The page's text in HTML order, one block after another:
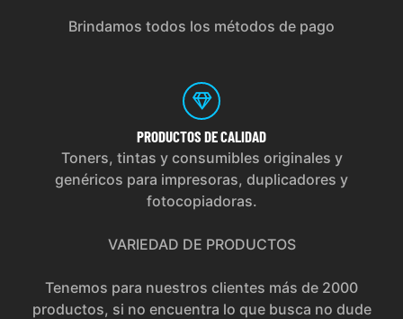
Brindamos todos los métodos de pago
PRODUCTOS DE CALIDAD
Toners, tintas y consumibles originales y
genéricos para impresoras, duplicadores y
fotocopiadoras.
VARIEDAD DE PRODUCTOS
Tenemos para nuestros clientes más de 2000
productos, si no encuentra lo que busca no dude